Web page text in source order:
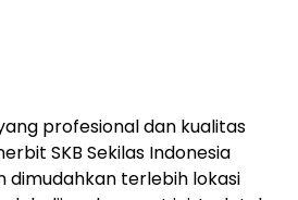
profesional dan kualitas
SKB Sekilas Indonesia
terlebih lokasi